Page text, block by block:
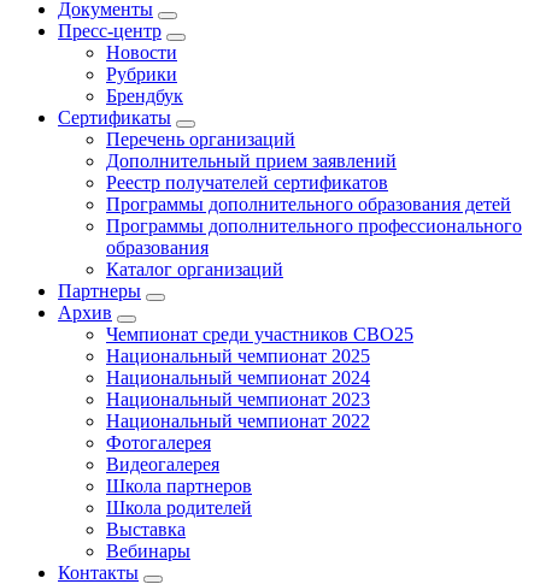
Документы
Пресс-центр
Новости
Рубрики
Брендбук
Сертификаты
Перечень организаций
Дополнительный прием заявлений
Реестр получателей сертификатов
Программы дополнительного образования детей
Программы дополнительного профессионального
образования
Каталог организаций
Партнеры
Архив
Чемпионат среди участников СВО25
Национальный чемпионат 2025
Национальный чемпионат 2024
Национальный чемпионат 2023
Национальный чемпионат 2022
Фотогалерея
Видеогалерея
Школа партнеров
Школа родителей
Выставка
Вебинары
Контакты